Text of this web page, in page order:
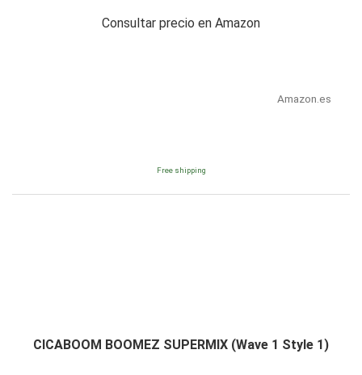
Consultar precio en Amazon
Amazon.es
Free shipping
CICABOOM BOOMEZ SUPERMIX (Wave 1 Style 1)